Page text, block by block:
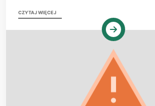
CZYTAJ WIĘCEJ